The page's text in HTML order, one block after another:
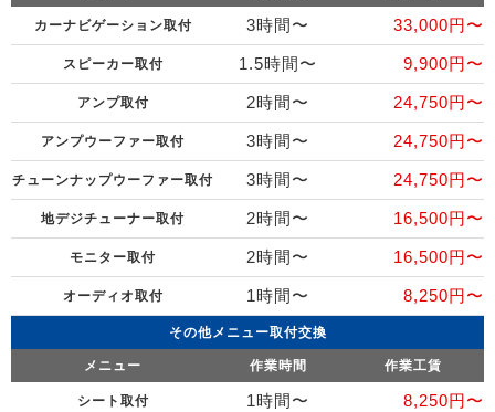
カーナビゲーション取付 3時間〜 33,000円〜
スピーカー取付 1.5時間〜 9,900円〜
アンプ取付 2時間〜 24,750円〜
アンプウーファー取付 3時間〜 24,750円〜
チューンナップウーファー取付 3時間〜 24,750円〜
地デジチューナー取付 2時間〜 16,500円〜
モニター取付 2時間〜 16,500円〜
オーディオ取付 1時間〜 8,250円〜
その他メニュー取付交換
メニュー 作業時間 作業工賃
シート取付 1時間〜 8,250円〜